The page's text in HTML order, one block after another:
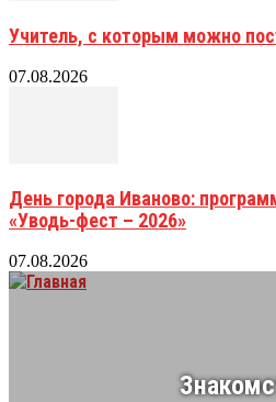
Учитель, с которым можно
07.08.2026
День города Иваново:
«Уводь-фест – 2026»
07.08.2026